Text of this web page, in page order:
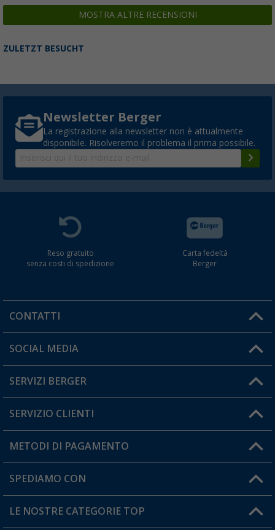
MOSTRA ALTRE RECENSIONI
ZULETZT BESUCHT
Newsletter Berger
La registrazione alla newsletter non è attualmente
disponibile. Risolveremo il problema il prima possibile.
Reso gratuito
senza costi di spedizione
Carta fedeltà
Berger
CONTATTI
Orari di apertura del servizio:
Hai una domanda?
SOCIAL MEDIA
SERVIZI BERGER
Diventare rivenditori
Il mio Account
Carta fedeltà Berger
SERVIZIO CLIENTI
Informazioni sulla spedizione
Resi
FAQ e Contatti
METODI DI PAGAMENTO
SPEDIAMO CON
LE NOSTRE CATEGORIE TOP